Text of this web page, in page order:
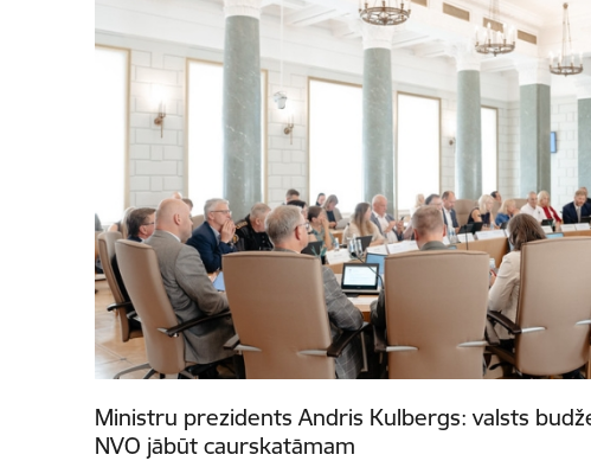
Ministru prezidents Andris Kulbergs: valsts
NVO jābūt caurskatāmam